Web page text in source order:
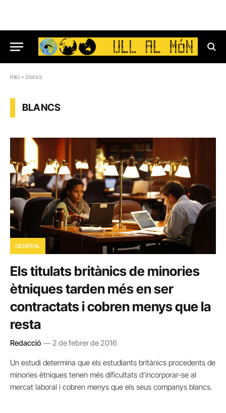
Inici » blancs
BLANCS
GENERAL
Els titulats britànics de minories
ètniques tarden més en ser
contractats i cobren menys que la
resta
Redacció 2 de febrer de 2016
Un estudi determina que els estudiants britànics procedents de
minories ètniques tenen més dificultats d’incorporar-se al
mercat laboral i cobren menys que els seus companys blancs.